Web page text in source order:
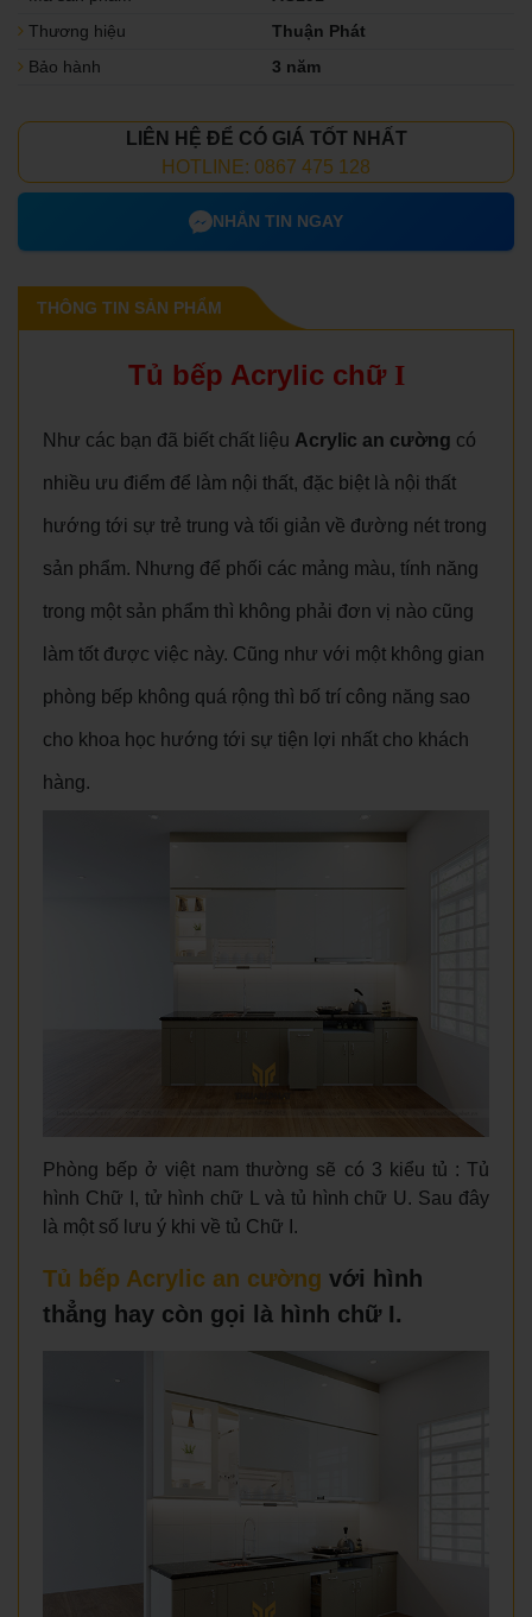
Thương hiệu
Thuận Phát
Bảo hành
3 năm
LIÊN HỆ ĐỂ CÓ GIÁ TỐT NHẤT
HOTLINE: 0867 475 128
NHẮN TIN NGAY
THÔNG TIN SẢN PHẨM
Tủ bếp Acrylic chữ I
Như các bạn đã biết chất liệu Acrylic an cường có
nhiều ưu điểm để làm nội thất, đặc biệt là nội thất
hướng tới sự trẻ trung và tối giản về đường nét trong
sản phẩm. Nhưng để phối các mảng màu, tính năng
trong một sản phẩm thì không phải đơn vị nào cũng
làm tốt được việc này. Cũng như với một không gian
phòng bếp không quá rộng thì bố trí công năng sao
cho khoa học hướng tới sự tiện lợi nhất cho khách
hàng.
Phòng bếp ở việt nam thường sẽ có 3 kiểu tủ : Tủ
hình Chữ I, tử hình chữ L và tủ hình chữ U. Sau đây
là một số lưu ý khi về tủ Chữ I.
Tủ bếp Acrylic an cường với hình
thẳng hay còn gọi là hình chữ I.